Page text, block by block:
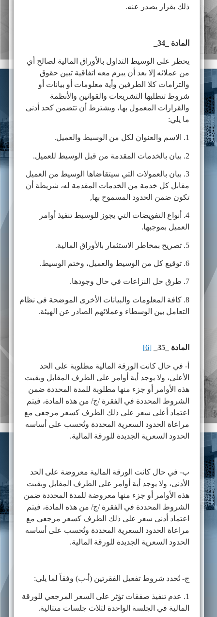
ذلك بقرار يصدر عنه.
المادة _34_
يحظر على الوسيط التداول بالأوراق المالية لصالح أي
من عملائه إلا بعد أن يبرم معه اتفاقية تبين حقوق
والتزامات كلا الطرفين وأية معلومات أو بيانات أو
شروط تتطلبها التشريعات والقوانين والأنظمة
والقرارات المعمول بها، ويشترط أن تتضمن كحد أدنى
ما يلي:
1. الاسم والعنوان لكل من الوسيط والعميل.
2. بيان بالخدمات المقدمة من قبل الوسيط للعميل.
3. بيان بالعمولات التي سيتقاضاها الوسيط من العميل
مقابل كل خدمة من الخدمات المقدمة له، شريطة أن
تكون ضمن الحدود المسموح بها,
4. أنواع التفويضات التي يجوز للوسيط تنفيذ أوامر
العميل بموجبها.
5. تصريح بمخاطر الاستثمار بالأوراق المالية.
6. توقيع كل من الوسيط والعميل، وختم الوسيط.
7. طرق حل النزاعات في حال وجودها.
8. كافة المعلومات والبيانات الأخرى الموضحة في نظام
التعامل بين الوسطاء وعملائهم الصادر عن الهيئة.
المادة _35_ [6]
أ- في حال كانت الورقة المالية مطلوبة على الحد
الأعلى، ولا يوجد أية أوامر على الطرف المقابل وبقيت
هذه الأوامر أو جزء منها مطلوبة للمدة المحددة ضمن
الشروط المحددة في الفقرة /ج/ من هذه المادة، فيتم
اعتماد أعلى سعر على ذلك الطرف كسعر مرجعي مع
مراعاة الحدود السعرية المحددة وتُحسب على أساسه
الحدود السعرية الجديدة للورقة المالية.
ب- في حال كانت الورقة المالية معروضة على الحد
الأدنى، ولا يوجد أية أوامر على الطرف المقابل وبقيت
هذه الأوامر أو جزء منها معروضة للمدة المحددة ضمن
الشروط المحددة في الفقرة /ج/ من هذه المادة، فيتم
اعتماد أدنى سعر على ذلك الطرف كسعر مرجعي مع
مراعاة الحدود السعرية المحددة وتُحسب على أساسه
الحدود السعرية الجديدة للورقة المالية.
ج- تُحدد شروط تفعيل الفقرتين (أ-ب) وفقاً لما يلي:
1. عدم تنفيذ صفقات تؤثر على السعر المرجعي للورقة
المالية في الجلسة الواحدة لثلاث جلسات متتالية.